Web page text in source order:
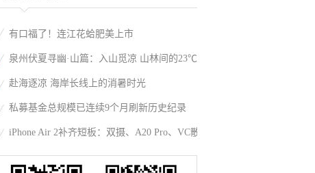
有口福了！连江花蛤肥美上市
泉州伏夏寻幽·山篇：入山觅凉 山林间的23℃避
暑秘境
赴海逐凉 海岸长线上的消暑时光
私募基金总规模已连续9个月刷新历史纪录
iPhone Air 2补齐短板：双摄、A20 Pro、VC散
热